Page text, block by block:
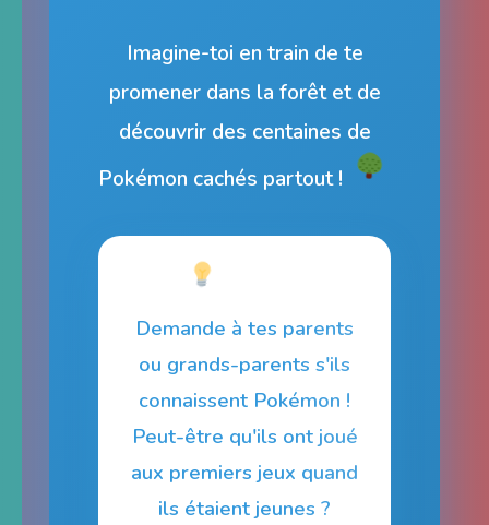
Imagine-toi en train de te
promener dans la forêt et de
découvrir des centaines de
Pokémon cachés partout !
Demande à tes parents
ou grands-parents s'ils
connaissent Pokémon !
Peut-être qu'ils ont joué
aux premiers jeux quand
ils étaient jeunes ?